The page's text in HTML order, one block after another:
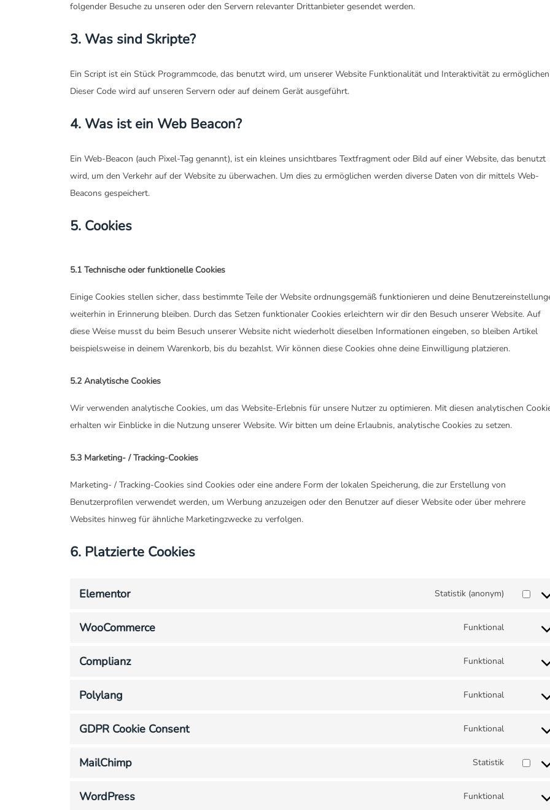
folgender Besuche zu unseren oder den Servern relevanter Drittanbieter gesendet werden.
3. Was sind Skripte?
Ein Script ist ein Stück Programmcode, das benutzt wird, um unserer Website Funktionalität und Interaktivität zu
Dieser Code wird auf unseren Servern oder auf deinem Gerät ausgeführt.
4. Was ist ein Web Beacon?
Ein Web-Beacon (auch Pixel-Tag genannt), ist ein kleines unsichtbares Textfragment oder Bild auf einer Website, das benutzt
wird, um den Verkehr auf der Website zu überwachen. Um dies zu ermöglichen werden diverse Daten von dir mittels Web-
Beacons gespeichert.
5. Cookies
5.1 Technische oder funktionelle Cookies
Einige Cookies stellen sicher, dass bestimmte Teile der Website ordnungsgemäß funktionieren und deine
weiterhin in Erinnerung bleiben. Durch das Setzen funktionaler Cookies erleichtern wir dir den Besuch unserer Website. Auf
diese Weise musst du beim Besuch unserer Website nicht wiederholt dieselben Informationen eingeben, so bleiben Artikel
beispielsweise in deinem Warenkorb, bis du bezahlst. Wir können diese Cookies ohne deine Einwilligung platzieren.
5.2 Analytische Cookies
Wir verwenden analytische Cookies, um das Website-Erlebnis für unsere Nutzer zu optimieren. Mit diesen analytischen
erhalten wir Einblicke in die Nutzung unserer Website. Wir bitten um deine Erlaubnis, analytische Cookies zu setzen.
5.3 Marketing- / Tracking-Cookies
Marketing- / Tracking-Cookies sind Cookies oder eine andere Form der lokalen Speicherung, die zur Erstellung von
Benutzerprofilen verwendet werden, um Werbung anzuzeigen oder den Benutzer auf dieser Website oder über mehrere
Websites hinweg für ähnliche Marketingzwecke zu verfolgen.
6. Platzierte Cookies
Elementor Statistik (anonym)
WooCommerce Funktional
Complianz Funktional
Polylang Funktional
GDPR Cookie Consent Funktional
MailChimp Statistik
WordPress Funktional